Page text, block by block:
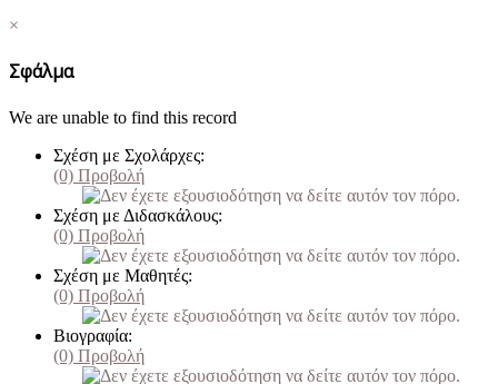
×
Σφάλμα
We are unable to find this record
Σχέση με Σχολάρχες:
(0) Προβολή
Σχέση με Διδασκάλους:
(0) Προβολή
Σχέση με Μαθητές:
(0) Προβολή
Βιογραφία:
(0) Προβολή